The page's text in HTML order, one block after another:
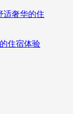
住宿体验